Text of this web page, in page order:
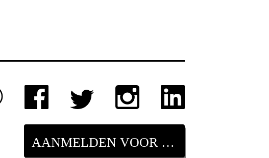
AANMELDEN VOOR NIEUWSBRIEF